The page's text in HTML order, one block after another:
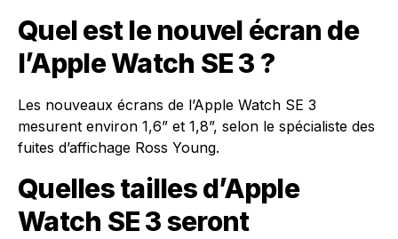
Quel est le nouvel écran de
l’Apple Watch SE 3 ?
Les nouveaux écrans de l’Apple Watch SE 3
mesurent environ 1,6” et 1,8”, selon le spécialiste des
fuites d’affichage Ross Young.
Quelles tailles d’Apple
Watch SE 3 seront